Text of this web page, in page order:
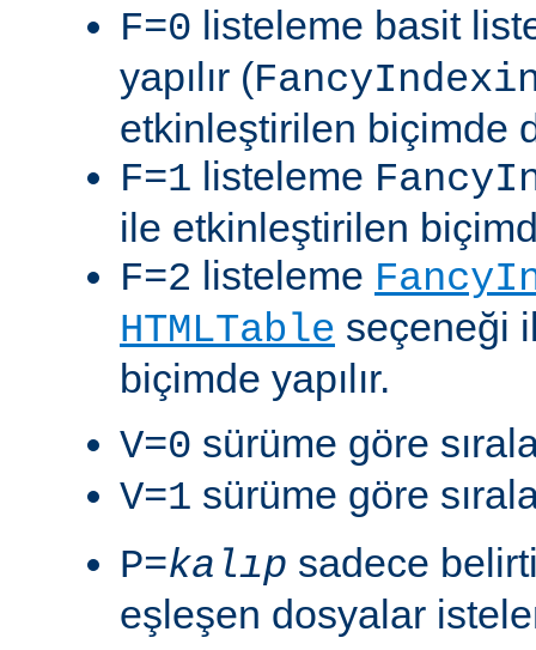
F=0 listeleme basit
yapılır (
etkinleştirilen biçimde
F=1 listeleme
ile etkinleştirilen
F=2 listeleme
HTMLTable seçeneği
biçimde yapılır.
V=0 sürüme göre
V=1 sürüme göre
P=kalıp sadece
eşleşen dosyalar